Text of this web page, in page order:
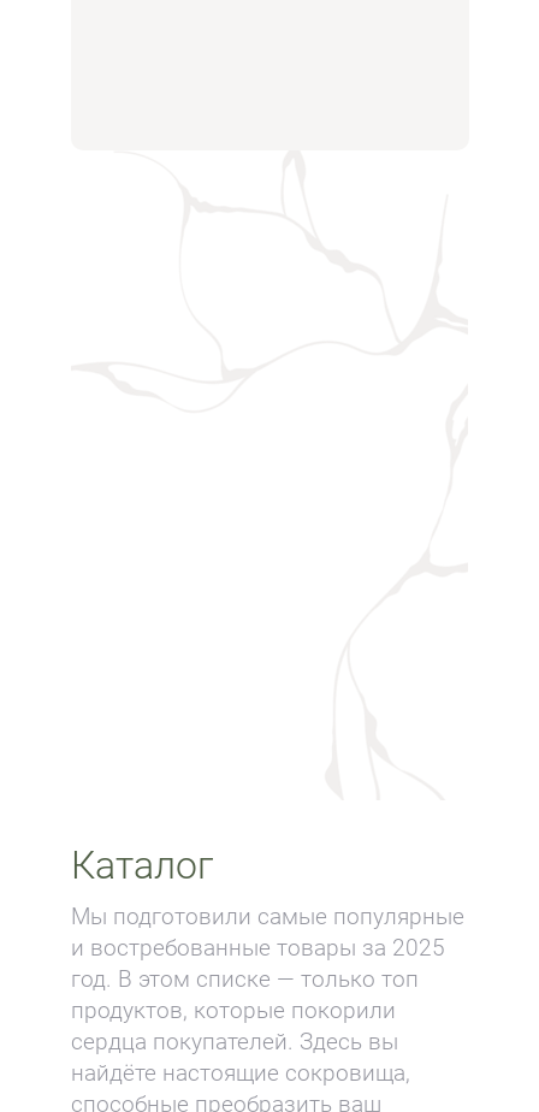
Каталог
Мы подготовили самые популярные
и востребованные товары за 2025
год. В этом списке — только топ
продуктов, которые покорили
сердца покупателей. Здесь вы
найдёте настоящие сокровища,
способные преобразить ваш